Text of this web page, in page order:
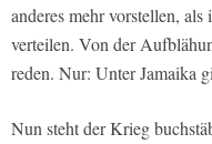
anderes mehr vorstellen,
verteilen. Von der
reden. Nur: Unter Jamaika
Nun steht der Krieg